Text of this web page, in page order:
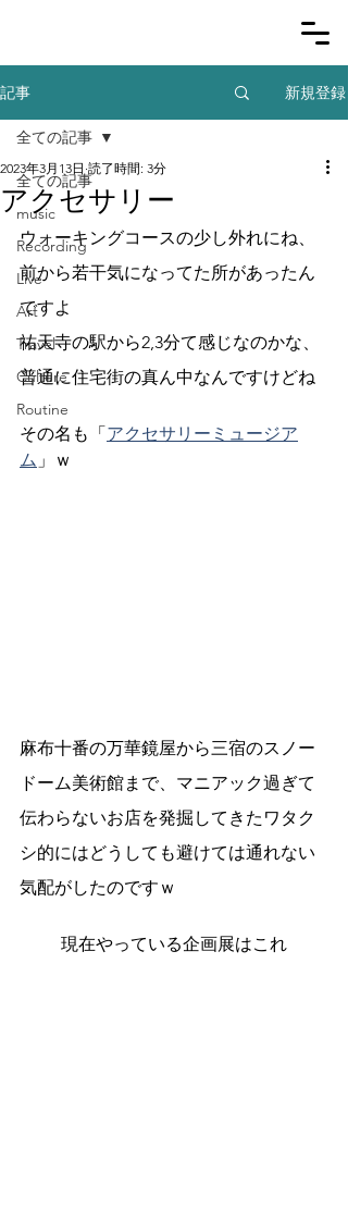
記事 新規登録
全ての記事
music
Recording
Live
Art
Travel
Culture
Routine
全ての記事
アクセサリー
2023年3月13日 読了時間: 3分
ウォーキングコースの少し外れにね、
前から若干気になってた所があったん
ですよ
祐天寺の駅から2,3分て感じなのかな、
普通に住宅街の真ん中なんですけどね
その名も「アクセサリーミュージア
ム 」ｗ
麻布十番の万華鏡屋から三宿のスノー
ドーム美術館まで、マニアック過ぎて
伝わらないお店を発掘してきたワタク
シ的にはどうしても避けては通れない
気配がしたのですｗ
現在やっている企画展はこれ